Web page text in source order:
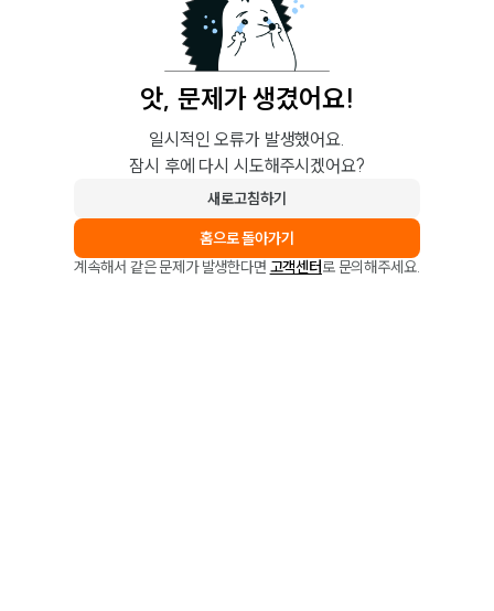
앗, 문제가 생겼어요!
일시적인 오류가 발생했어요.
잠시 후에 다시 시도해주시겠어요?
새로고침하기
홈으로 돌아가기
계속해서 같은 문제가 발생한다면 고객센터로 문의해주세요.